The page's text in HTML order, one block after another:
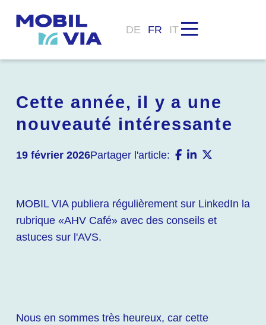
DE FR IT
Cette année, il y a une
nouveauté intéressante
19 février 2026Partager l'article:
MOBIL VIA publiera régulièrement sur LinkedIn la
rubrique «AHV Café» avec des conseils et
astuces sur l'AVS.
Nous en sommes très heureux, car cette